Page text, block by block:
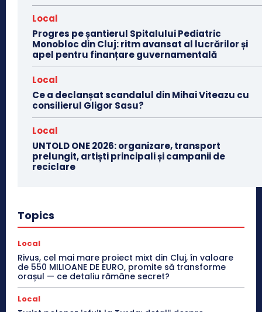
Local
Progres pe șantierul Spitalului Pediatric
Monobloc din Cluj: ritm avansat al lucrărilor și
apel pentru finanțare guvernamentală
Local
Ce a declanșat scandalul din Mihai Viteazu cu
consilierul Gligor Sasu?
Local
UNTOLD ONE 2026: organizare, transport
prelungit, artiști principali și campanii de
reciclare
Topics
Local
Rivus, cel mai mare proiect mixt din Cluj, în valoare
de 550 MILIOANE DE EURO, promite să transforme
orașul — ce detaliu rămâne secret?
Local